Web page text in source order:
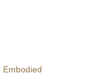
Embodied